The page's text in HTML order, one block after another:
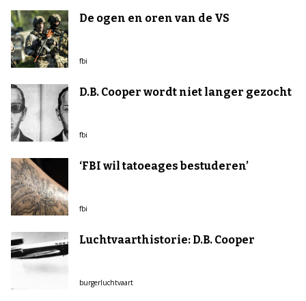
De ogen en oren van de VS
fbi
D.B. Cooper wordt niet langer gezocht
fbi
‘FBI wil tatoeages bestuderen’
fbi
Luchtvaarthistorie: D.B. Cooper
burgerluchtvaart